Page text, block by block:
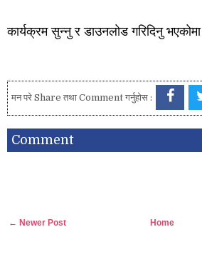
कार्यक्रम सुन्नु र डाउनलोड गरिदिनु
मन परे Share तथा Comment गर्नुहोस :
Comment
← Newer Post Home